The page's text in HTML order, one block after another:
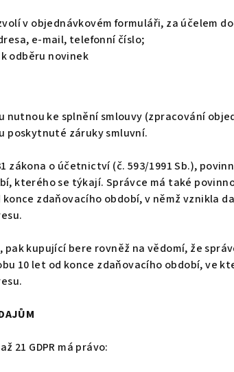
v objednávkovém formuláři, za účelem
e-mail, telefonní číslo;
odběru novinek
nutnou ke splnění smlouvy (zpracování
poskytnuté záruky smluvní.
zákona o účetnictví (č. 593/1991 Sb.),
kterého se týkají. Správce má také
zdaňovacího období, v němž vznikla
kupující bere rovněž na vědomí, že
10 let od konce zdaňovacího období, ve
21 GDPR má právo: